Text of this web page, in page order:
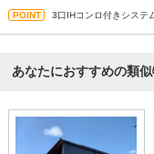
3口IHコンロ付きシステ
あなたにおすすめの類